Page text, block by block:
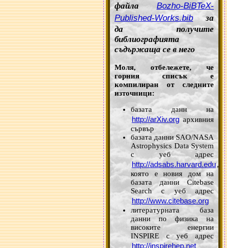
файла
Bozho-BiBTeX-
Published-Works.bib за
да получите
библиографията
съдържаща се в него
Моля, отбележете, че
горния списък е
компилиран от следните
източници:
базата данн на
http://arXiv.orgархивния
сървър
базата данни SAO/NASA
Astrophysics Data System
с уеб адрес
http://adsabs.harvard.edu,
която е новия дом на
базата данни Citebase
Search с уеб адрес
http://www.citebase.org
литературната база
данни по физика на
високите енергии
INSPIRE с уеб адрес
http://inspirehep.net